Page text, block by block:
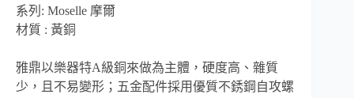
系列: Moselle 摩爾
材質 : 黃銅
雅鼎以樂器特A級銅來做為主體，硬度高、雜質
少，且不易變形；五金配件採用優質不銹鋼自攻螺